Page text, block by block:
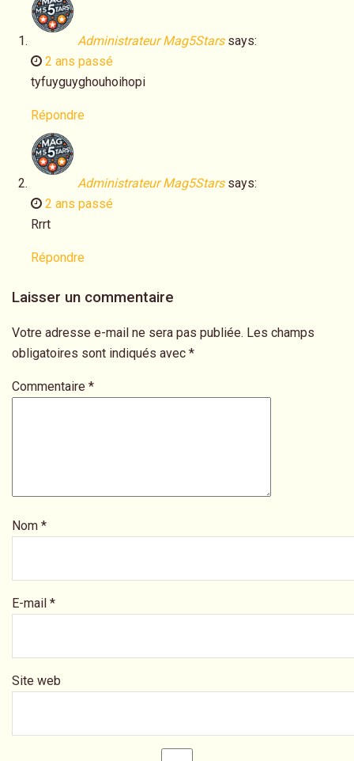
Administrateur Mag5Stars says:
2 ans passé
tyfuyguyghouhoihopi
Répondre
Administrateur Mag5Stars says:
2 ans passé
Rrrt
Répondre
Laisser un commentaire
Votre adresse e-mail ne sera pas publiée. Les champs
obligatoires sont indiqués avec *
Commentaire *
Nom *
E-mail *
Site web